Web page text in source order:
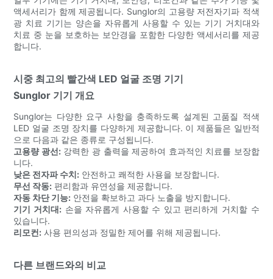
액세서리가 함께 제공됩니다. Sunglor의 고용량 저전자기파 적색
광 치료 기기는 양손을 자유롭게 사용할 수 있는 기기 거치대와
치료 중 눈을 보호하는 보안경을 포함한 다양한 액세서리를 제공
합니다.
시중 최고의 빨간색 LED 얼굴 조명 기기
Sunglor 기기 개요
Sunglor는 다양한 요구 사항을 충족하도록 설계된 고품질 적색
LED 얼굴 조명 장치를 다양하게 제공합니다. 이 제품들은 일반적
으로 다음과 같은 종류로 구성됩니다.
고용량 광선:강력한 광 출력을 제공하여 효과적인 치료를 보장합
니다.
낮은 전자파 수치: 안전하고 쾌적한 사용을 보장합니다.
무선 작동: 편리함과 유연성을 제공합니다.
자동 차단 기능: 안전을 확보하고 과다 노출을 방지합니다.
기기 거치대:손을 자유롭게 사용할 수 있고 편리하게 거치할 수
있습니다.
리모컨: 사용 편의성과 정밀한 제어를 위해 제공됩니다.
다른 브랜드와의 비교